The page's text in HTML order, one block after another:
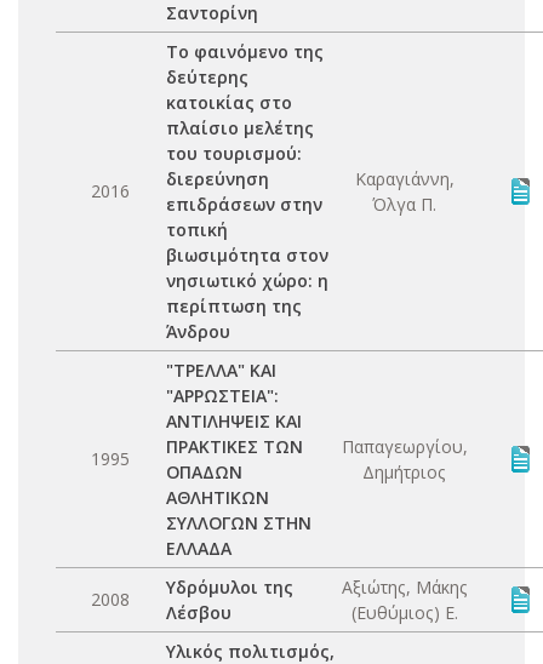
Σαντορίνη
2016
Το φαινόμενο της
δεύτερης
κατοικίας στο
πλαίσιο μελέτης
του τουρισμού:
διερεύνηση
επιδράσεων στην
τοπική
βιωσιμότητα στον
νησιωτικό χώρο: η
περίπτωση της
Άνδρου
Καραγιάννη,
Όλγα Π.
1995
"ΤΡΕΛΛΑ" ΚΑΙ
"ΑΡΡΩΣΤΕΙΑ":
ΑΝΤΙΛΗΨΕΙΣ ΚΑΙ
ΠΡΑΚΤΙΚΕΣ ΤΩΝ
ΟΠΑΔΩΝ
ΑΘΛΗΤΙΚΩΝ
ΣΥΛΛΟΓΩΝ ΣΤΗΝ
ΕΛΛΑΔΑ
Παπαγεωργίου,
Δημήτριος
2008
Υδρόμυλοι της
Λέσβου
Αξιώτης, Μάκης
(Ευθύμιος) Ε.
Υλικός πολιτισμός,